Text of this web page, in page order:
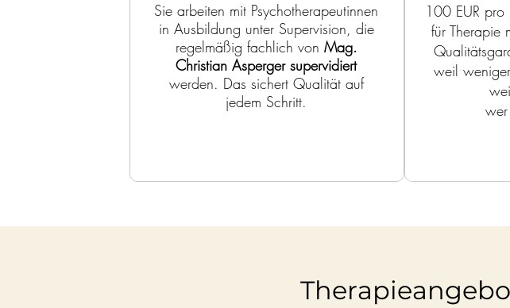
Sie arbeiten mit Psychotherapeutinnen
in Ausbildung unter Supervision, die
regelmäßig fachlich von Mag.
Christian Aspergersupervidiert
werden. Das sichert Qualität auf
jedem Schritt.
100 EUR pro
für Therapie
weil